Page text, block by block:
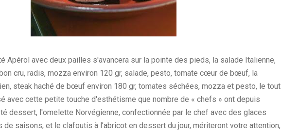
Apérol avec deux pailles s'avancera sur la pointe des pieds, la salade Italienne,
cru, radis, mozza environ 120 gr, salade, pesto, tomate cœur de bœuf, la
steak haché de bœuf environ 180 gr, tomates séchées, mozza et pesto, le tout
avec cette petite touche d'esthétisme que nombre de « chefs » ont depuis
dessert, l'omelette Norvégienne, confectionnée par le chef avec des glaces
de saisons, et le clafoutis à l’abricot en dessert du jour, mériteront votre attention,